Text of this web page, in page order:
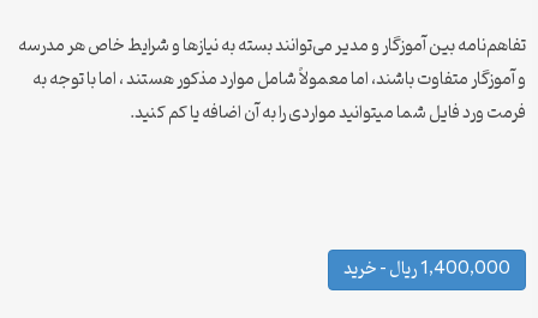
تفاهم‌نامه بین آموزگار و مدیر می‌توانند بسته به نیازها و شرایط خاص هر مدرسه
و آموزگار متفاوت باشند، اما معمولاً شامل موارد مذکور هستند ، اما با توجه به
فرمت ورد فایل شما میتوانید مواردی را به آن اضافه یا کم کنید.
1,400,000 ریال – خرید